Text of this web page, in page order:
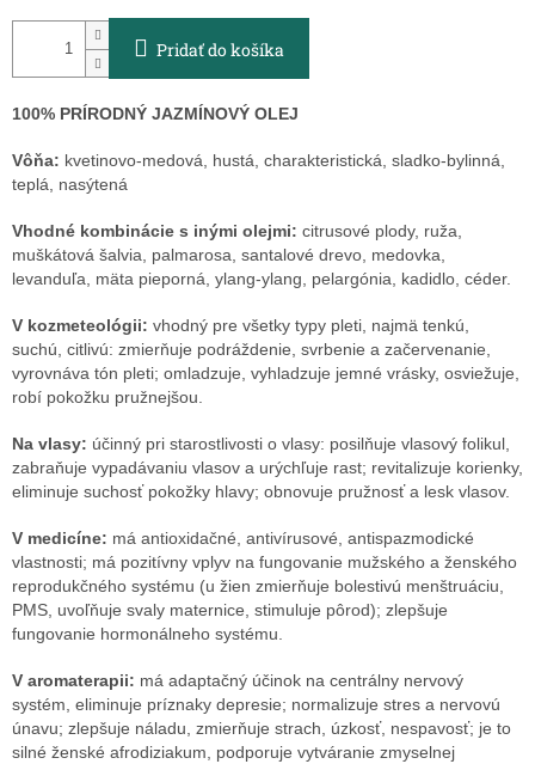
Pridať do košíka
100% PRÍRODNÝ JAZMÍNOVÝ OLEJ
Vôňa: kvetinovo-medová, hustá, charakteristická, sladko-bylinná,
teplá, nasýtená
Vhodné kombinácie s inými olejmi: citrusové plody, ruža,
muškátová šalvia, palmarosa, santalové drevo, medovka,
levanduľa, mäta pieporná, ylang-ylang, pelargónia, kadidlo, céder.
V kozmeteológii: vhodný pre všetky typy pleti, najmä tenkú,
suchú, citlivú: zmierňuje podráždenie, svrbenie a začervenanie,
vyrovnáva tón pleti; omladzuje, vyhladzuje jemné vrásky, osviežuje,
robí pokožku pružnejšou.
Na vlasy: účinný pri starostlivosti o vlasy: posilňuje vlasový folikul,
zabraňuje vypadávaniu vlasov a urýchľuje rast; revitalizuje korienky,
eliminuje suchosť pokožky hlavy; obnovuje pružnosť a lesk vlasov.
V medicíne: má antioxidačné, antivírusové, antispazmodické
vlastnosti; má pozitívny vplyv na fungovanie mužského a ženského
reprodukčného systému (u žien zmierňuje bolestivú menštruáciu,
PMS, uvoľňuje svaly maternice, stimuluje pôrod); zlepšuje
fungovanie hormonálneho systému.
V aromaterapii: má adaptačný účinok na centrálny nervový
systém, eliminuje príznaky depresie; normalizuje stres a nervovú
únavu; zlepšuje náladu, zmierňuje strach, úzkosť, nespavosť; je to
silné ženské afrodiziakum, podporuje vytváranie zmyselnej